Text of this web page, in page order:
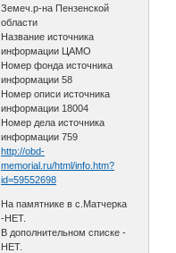
Земеч.р-на Пензенской
области
Название источника
информации ЦАМО
Номер фонда источника
информации 58
Номер описи источника
информации 18004
Номер дела источника
информации 759
http://obd-
memorial.ru/html/info.htm?
id=59552698
На памятнике в с.Матчерка
-НЕТ.
В дополнительном списке -
НЕТ.